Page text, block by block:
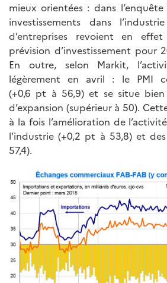
mieux orientées : dans
investissements dans
d’entreprises revoient en
prévision d’investissement pour
En outre, selon Markit,
légèrement en avril : le PMI
(+0,6 pt à 56,9) et se situe bien
d’expansion (supérieur à 50).
à la fois l’amélioration de
l’industrie (+0,2 pt à 53,8) et
57,4).